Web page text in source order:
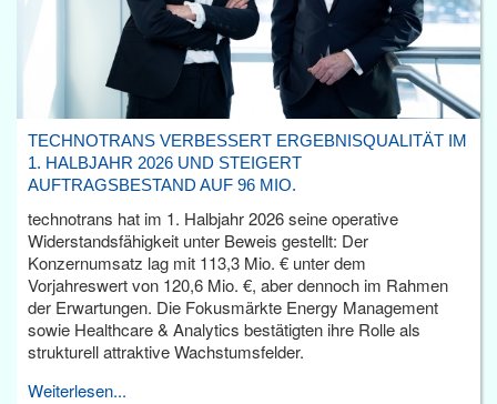
TECHNOTRANS VERBESSERT ERGEBNISQUALITÄT IM
1. HALBJAHR 2026 UND STEIGERT
AUFTRAGSBESTAND AUF 96 MIO.
technotrans hat im 1. Halbjahr 2026 seine operative
Widerstandsfähigkeit unter Beweis gestellt: Der
Konzernumsatz lag mit 113,3 Mio. € unter dem
Vorjahreswert von 120,6 Mio. €, aber dennoch im Rahmen
der Erwartungen. Die Fokusmärkte Energy Management
sowie Healthcare & Analytics bestätigten ihre Rolle als
strukturell attraktive Wachstumsfelder.
Weiterlesen...